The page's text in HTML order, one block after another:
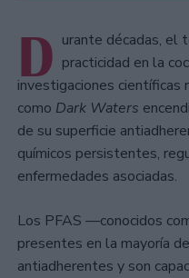
D urante décadas, el
practicidad en la
investigaciones científicas
como Dark Waters
de su superficie
químicos persistentes,
enfermedades asociadas.
Los PFAS —conocidos
presentes en la mayoría
antiadherentes y son